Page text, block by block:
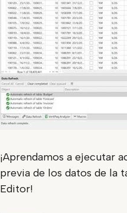
¡Aprendamos a ejecutar
previa de los datos de la
Editor!